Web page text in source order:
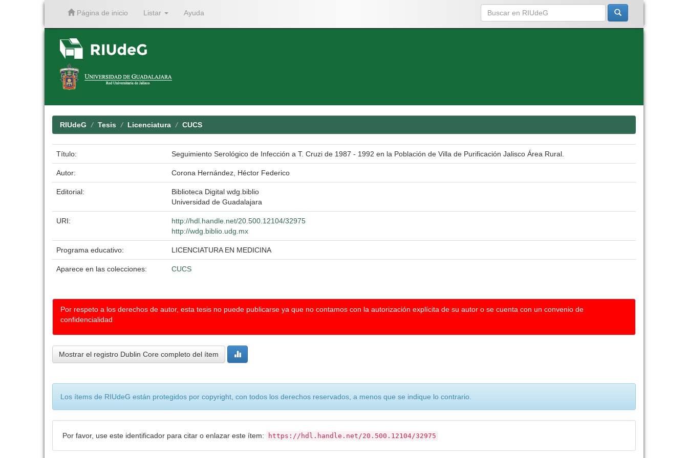
Página de inicio Listar Ayuda
RIUdeG Tesis Licenciatura CUCS
Título: Seguimiento Serológico de Infección a T. Cruzi de 1987 - 1992 en la Población de Villa de Purificación Jalisco Área Rural.
Autor: Corona Hernández, Héctor Federico
Editorial:
Biblioteca Digital wdg.biblio
Universidad de Guadalajara
URI:
http://hdl.handle.net/20.500.12104/32975
http://wdg.biblio.udg.mx
Programa educativo: LICENCIATURA EN MEDICINA
Aparece en las colecciones: CUCS
Por respeto a los derechos de autor, esta tesis no puede publicarse ya que no contamos con la autorización explícita de su autor o se cuenta con un convenio de
confidencialidad
Mostrar el registro Dublin Core completo del ítem
Los ítems de RIUdeG están protegidos por copyright, con todos los derechos reservados, a menos que se indique lo contrario.
Por favor, use este identificador para citar o enlazar este ítem: https://hdl.handle.net/20.500.12104/32975